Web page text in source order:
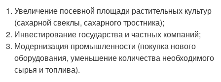
Увеличение посевной площади растительных культур
(сахарной свеклы, сахарного тростника);
Инвестирование государства и частных компаний;
Модернизация промышленности (покупка нового
оборудования, уменьшение количества необходимого
сырья и топлива).